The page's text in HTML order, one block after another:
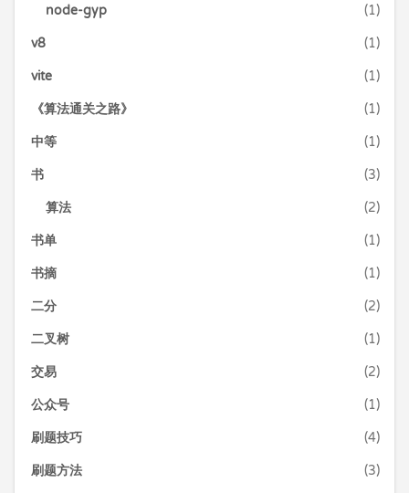
node-gyp (1)
v8 (1)
vite (1)
《算法通关之路》 (1)
中等 (1)
书 (3)
算法 (2)
书单 (1)
书摘 (1)
二分 (2)
二叉树 (1)
交易 (2)
公众号 (1)
刷题技巧 (4)
刷题方法 (3)